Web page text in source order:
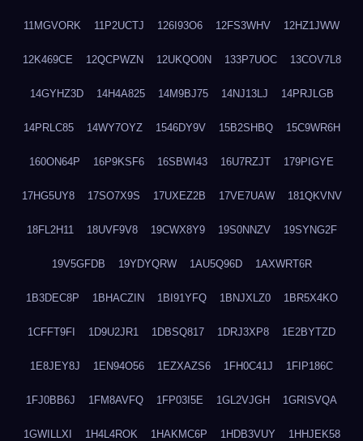
11MGVORK 11P2UCTJ 126I93O6 12FS3WHV 12HZ1JWW
12K469CE 12QCPWZN 12UKQO0N 133P7UOC 13COV7L8
14GYHZ3D 14H4A825 14M9BJ75 14NJ13LJ 14PRJLGB
14PRLC85 14WY7OYZ 1546DY9V 15B2SHBQ 15C9WR6H
160ON64P 16P9KSF6 16SBWI43 16U7RZJT 179PIGYE
17HG5UY8 17SO7X9S 17UXEZ2B 17VE7UAW 181QKVNV
18FL2H11 18UVF9V8 19CWX8Y9 19S0NNZV 19SYNG2F
19V5GFDB 19YDYQRW 1AU5Q96D 1AXWRT6R
1B3DEC8P 1BHACZIN 1BI91YFQ 1BNJXLZ0 1BR5X4KO
1CFFT9FI 1D9U2JR1 1DBSQ817 1DRJ3XP8 1E2BYTZD
1E8JEY8J 1EN94O56 1EZXAZS6 1FH0C41J 1FIP186C
1FJ0BB6J 1FM8AVFQ 1FP03I5E 1GL2VJGH 1GRISVQA
1GWILLXI 1H4L4ROK 1HAKMC6P 1HDB3VUY 1HHJEK58